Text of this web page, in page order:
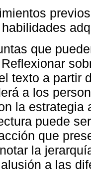
que
texto a partir
a los
la estrategia
puede
que
la
a las